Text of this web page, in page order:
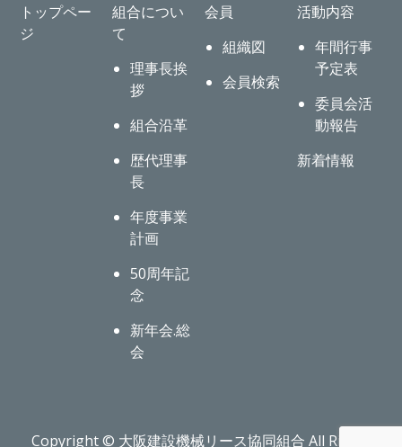
トップペー
ジ
組合につい
て
理事長挨
拶
組合沿革
歴代理事
長
年度事業
計画
50周年記
念
新年会.総
会
会員
組織図
会員検索
活動内容
年間行事
予定表
委員会活
動報告
新着情報
Copyright © 大阪建設機械リース協同組合 All Rights